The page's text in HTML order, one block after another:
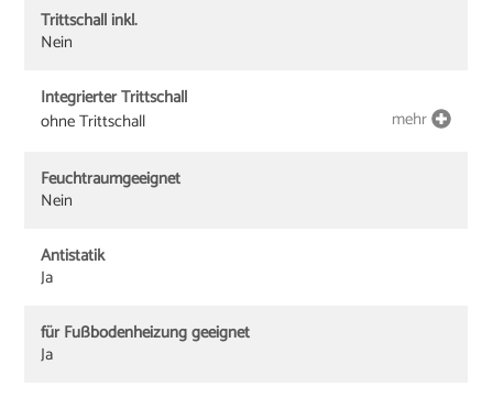
Trittschall inkl.
Nein
Integrierter Trittschall
ohne Trittschall
mehr
Feuchtraumgeeignet
Nein
Antistatik
Ja
für Fußbodenheizung geeignet
Ja